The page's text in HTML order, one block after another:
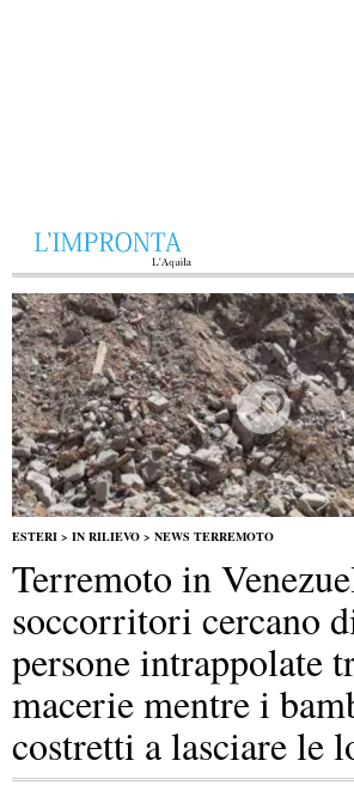
ESTERI > IN RILIEVO > NEWS TERREMOTO
Terremoto in
soccorritori cercano
persone intrappolate
macerie mentre i
costretti a lasciare le